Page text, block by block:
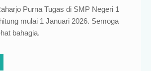
Purna Tugas di SMP Negeri 1
mulai 1 Januari 2026. Semoga
bahagia.